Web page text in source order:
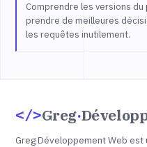
Comprendre les versions
prendre de meilleures
les requêtes inutilement.
Greg·
Greg Développement Web est